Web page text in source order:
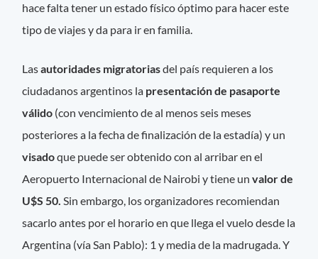
hace falta tener un estado físico óptimo para hacer este
tipo de viajes y da para ir en familia.
Lasautoridades migratoriasdel país requieren a los
ciudadanos argentinos la presentación de pasaporte
válido (con vencimiento de al menos seis meses
posteriores a la fecha de finalización de la estadía) y un
visadoque puede ser obtenido con al arribar en el
Aeropuerto Internacional de Nairobi y tiene un valor de
U$S 50.Sin embargo, los organizadores recomiendan
sacarlo antes por el horario en que llega el vuelo desde la
Argentina (vía San Pablo): 1 y media de la madrugada. Y